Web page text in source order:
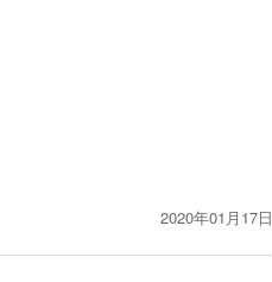
2020年01月17日